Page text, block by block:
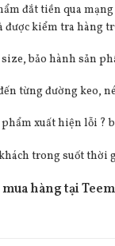
đắt tiền qua
được kiểm tra hàng
bảo hành sản
từng đường keo,
xuất hiện lỗi ?
trong suốt thời
hàng tại